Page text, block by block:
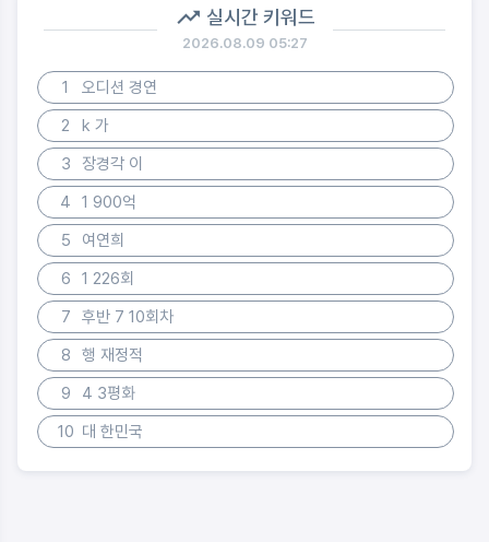
실시간 키워드
2026.08.09 05:27
1
오디션 경연
2
k 가
3
장경각 이
4
1 900억
5
여연희
6
1 226회
7
후반 7 10회차
8
행 재정적
9
4 3평화
10 대 한민국